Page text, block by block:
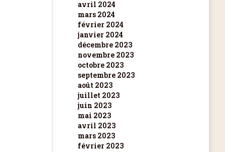
avril 2024
mars 2024
février 2024
janvier 2024
décembre 2023
novembre 2023
octobre 2023
septembre 2023
août 2023
juillet 2023
juin 2023
mai 2023
avril 2023
mars 2023
février 2023